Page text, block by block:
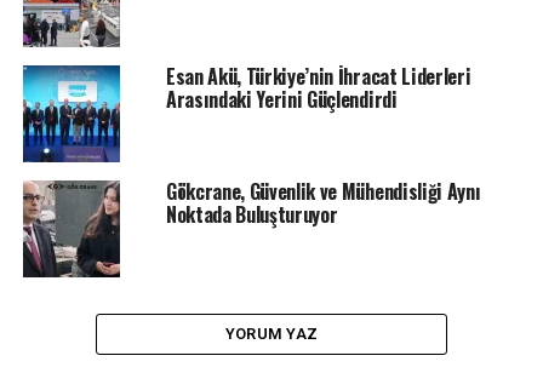
Esan Akü, Türkiye’nin İhracat Liderleri
Arasındaki Yerini Güçlendirdi
Gökcrane, Güvenlik ve Mühendisliği Aynı
Noktada Buluşturuyor
YORUM YAZ